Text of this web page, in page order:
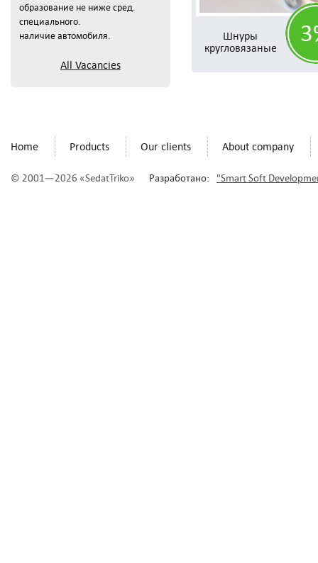
образование не ниже сред.
специального.
наличие автомобиля.
All Vacancies
Шнуры
кругловязаные
Home Products Our clients About company
© 2001—2026 «SedatTriko» Разработано: "Smart Soft